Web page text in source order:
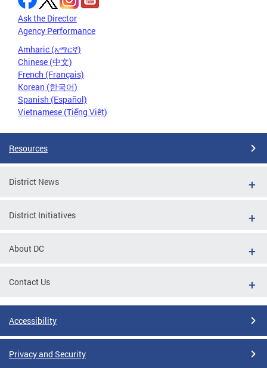
Ask the Director
Agency Performance
Amharic (አማርኛ)
Chinese (中文)
French (Français)
Korean (한국어)
Spanish (Español)
Vietnamese (Tiếng Việt)
Resources
District News
District Initiatives
About DC
Contact Us
Accessibility
Privacy and Security